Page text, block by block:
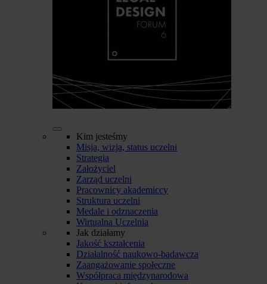
Kim jesteśmy
Misja, wizja, status uczelni
Strategia
Założyciel
Zarząd uczelni
Pracownicy akademiccy
Struktura uczelni
Medale i odznaczenia
Wirtualna Uczelnia
Jak działamy
Jakość kształcenia
Działalność naukowo-badawcza
Zaangażowanie społeczne
Współpraca międzynarodowa